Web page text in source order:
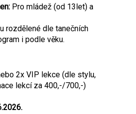
Pro mládež (od 13let) a
rozdělené dle tanečních
i podle věku.
2x VIP lekce (dle stylu,
lekcí za 400,-/700,-)